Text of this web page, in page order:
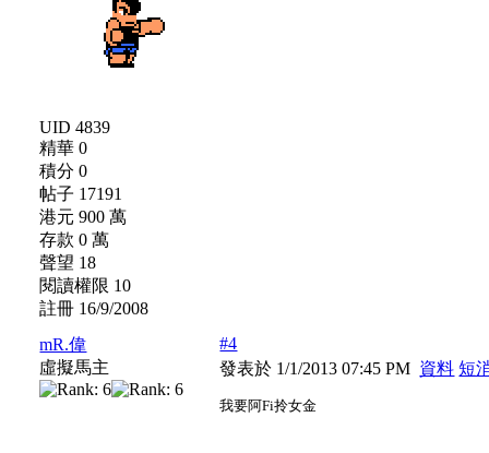
UID 4839
精華 0
積分 0
帖子 17191
港元 900 萬
存款 0 萬
聲望 18
閱讀權限 10
註冊 16/9/2008
mR.偉
虛擬馬主
#4
發表於 1/1/2013 07:45 PM 資料 短
我要阿Fi拎女金